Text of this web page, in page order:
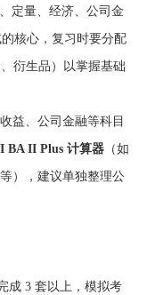
定量、经济、公司金
核心，复习时要分配
衍生品）以掌握基础
益、公司金融等科目
BA II Plus 计算器（如
），建议单独整理公
成 3 套以上，模拟考